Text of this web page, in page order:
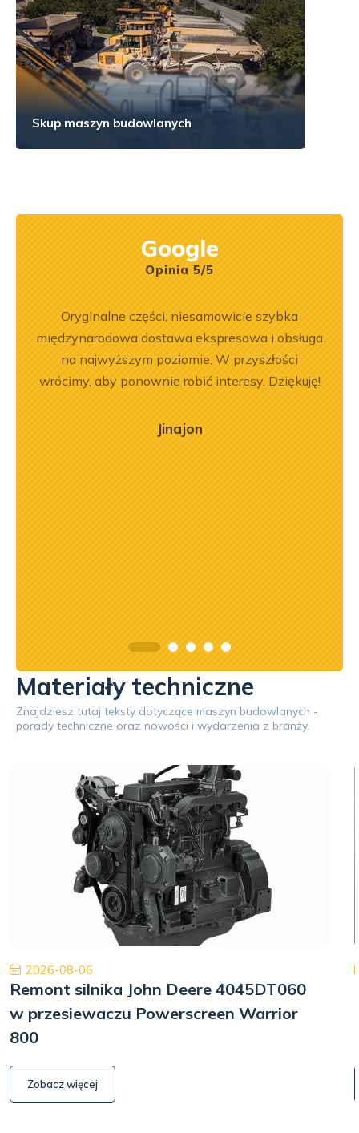
Skup maszyn budowlanych
Google
Opinia 5/5
Oryginalne części, niesamowicie szybka
międzynarodowa dostawa ekspresowa i obsługa
na najwyższym poziomie. W przyszłości
wrócimy, aby ponownie robić interesy. Dziękuję!
Jinajon
Materiały techniczne
Znajdziesz tutaj teksty dotyczące maszyn budowlanych -
porady techniczne oraz nowości i wydarzenia z branży.
2026-08-06
Remont silnika John Deere 4045DT060
w przesiewaczu Powerscreen Warrior
800
Zobacz więcej